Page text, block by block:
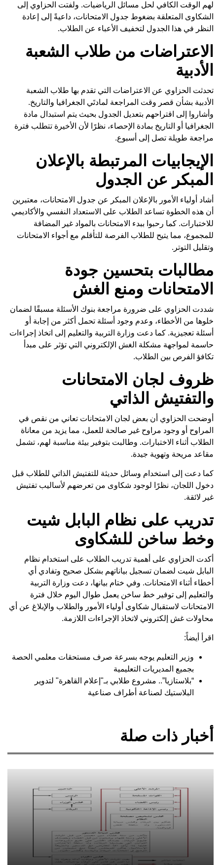
لهم الوقت الكافي لحل مسائل الرياضيات. ولفتت الحزاوي إلى
الشكاوى المتعلقة بضغوط جدول الامتحانات، داعيةً إلى إعادة
النظر في هذا الجدول لتخفيف الأعباء عن الطلاب.
الاعتراضات من طلاب الشعبة
الأدبية
تحدثت الحزاوي عن الاعتراضات التي تقدم بها طلاب الشعبة
الأدبية بشأن قصر وقت المراجعة لمادتَي الجغرافيا والتاريخ.
وأشاروا إلى اقتراحهم بتعديل الجدول بحيث يتم استبدال مادة
الجغرافيا أو التاريخ بمادة الإحصاء، نظرًا لأن الأخيرة تتطلب فترة
مراجعة طويلة تصل إلى أسبوع.
الإيجابيات المرتبطة بالإعلان
المبكر عن الجدول
أشاد أولياء الأمور بالإعلان المبكر عن جدول الامتحانات، معتبرين
أن هذه الخطوة تساعد الطلاب على الاستعداد النفسي والأكاديمي
للاختبارات. كما رحبوا ببدء الامتحانات بالمواد غير المضافة
للمجموع، مما يتيح للطلاب الفرصة للتأقلم مع أجواء الامتحانات
وتقليل التوتر.
مطالبات بتحسين جودة
الامتحانات ومنع الغش
شددت الحزاوي على ضرورة مراجعة بنوك الأسئلة مسبقًا لضمان
خلوها من الأخطاء، وعدم وجود أسئلة تحمل أكثر من إجابة أو
أسئلة تعجيزية. كما دعت وزارة التربية والتعليم إلى اتخاذ إجراءات
حاسمة لمواجهة مشكلة الغش الإلكتروني التي تؤثر على مبدأ
تكافؤ الفرص بين الطلاب.
ظروف لجان الامتحانات
والتفتيش الذاتي
أوضحت الحزاوي أن بعض لجان الامتحانات تعاني من نقص في
المراوح أو وجود مراوح غير صالحة للعمل، مما يزيد من معاناة
الطلاب أثناء الاختبارات. وطالبت بتوفير بيئة مناسبة لهم، تشمل
مقاعد مريحة وتهوية جيدة.
كما دعت إلى استخدام وسائل حديثة للتفتيش الذاتي للطلاب قبل
دخول اللجان، نظرًا لوجود شكاوى من تعرضهم لأساليب تفتيش
غير لائقة.
تدريب على نظام البابل شيت
وخط ساخن للشكاوى
أكدت الحزاوي على أهمية تدريب الطلاب على استخدام نظام
البابل شيت لضمان تسجيل بياناتهم بشكل صحيح وتفادي أي
أخطاء أثناء الامتحانات. وفي ختام بيانها، دعت وزارة التربية
والتعليم إلى توفير خط ساخن يعمل طوال اليوم خلال فترة
الامتحانات لاستقبال شكاوى أولياء الأمور والطلاب والإبلاغ عن أي
محاولات غش إلكتروني لاتخاذ الإجراءات اللازمة.
اقرأ أيضاً:
وزير التعليم يوجه بسرعة صرف مستحقات معلمي الحصة
بجميع المديريات التعليمية
“بلاستازيا”.. مشروع طلابي بـ"إعلام القاهرة" لتدوير
البلاستيك لصناعة أطراف صناعية
أخبار ذات صلة